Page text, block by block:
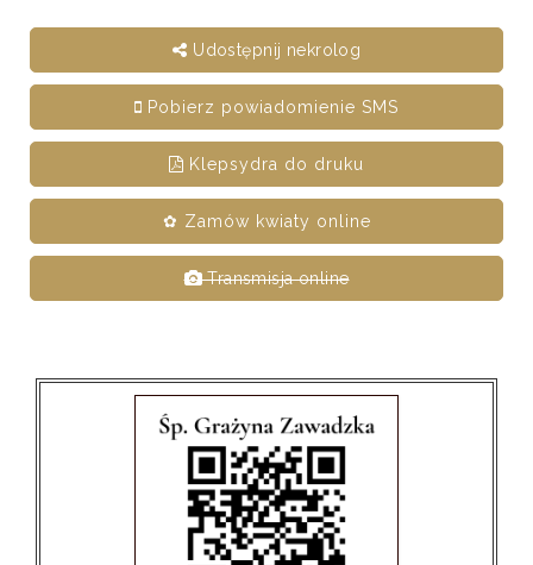
Udostępnij nekrolog
Pobierz powiadomienie SMS
Klepsydra do druku
✿ Zamów kwiaty online
Transmisja online